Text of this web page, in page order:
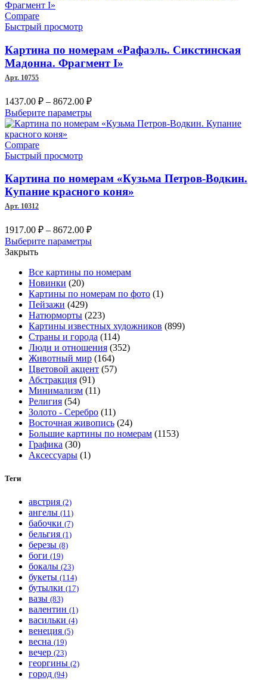
можно
выбрать
на
Compare
Быстрый просмотр
Картина по номерам «Рафаэль. Сикстинская
Мадонна. Фрагмент I»
Арт. 10755
1437.00 ₽ – 8672.00 ₽Диапазон
цен:
1437.00 ₽
Выберите параметрыЭтот
товар
можно
выбрать
на
Compare
Быстрый просмотр
Картина по номерам «Кузьма Петров-Водкин.
Купание красного коня»
Арт. 10312
1917.00 ₽ – 8672.00 ₽Диапазон
цен:
8672.00 ₽
Выберите параметрыЭтот
несколько
Опции
выбрать
на
странице
товара.
Закрыть
Все картины по номерам
Новинки (20)
Картины по номерам по фото (1)
Пейзажи (429)
Натюрморты (223)
Картины известных художников (899)
Страны и города (114)
Люди и отношения (352)
Животный мир (164)
Цветовой акцент (57)
Абстракция (91)
Минимализм (11)
Религия (54)
Золото - Серебро (11)
Восточная живопись (24)
Большие картины по номерам (1153)
Графика (30)
Аксессуары (1)
Теги
австрия (2)
ангелы (11)
бабочки (7)
бельгия (1)
березы (8)
боги (19)
бокалы (23)
букеты (114)
бутылки (17)
вазы (83)
валентин (1)
васильки (4)
венеция (5)
весна (19)
вечер (23)
георгины (2)
город (94)